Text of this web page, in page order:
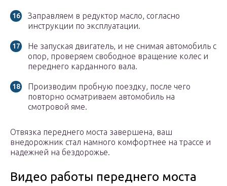
Заправляем в редуктор масло, согласно
инструкции по эксплуатации.
Не запуская двигатель, и не снимая автомобиль с
опор, проверяем свободное вращение колес и
переднего карданного вала.
Производим пробную поездку, после чего
повторно осматриваем автомобиль на
смотровой яме.
Отвязка переднего моста завершена, ваш
внедорожник стал намного комфортнее на трассе и
надежней на бездорожье.
Видео работы переднего моста